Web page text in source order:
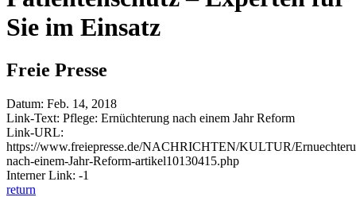
Sie im Einsatz
Freie Presse
Datum: Feb. 14, 2018
Link-Text: Pflege: Ernüchterung nach einem Jahr Reform
Link-URL:
https://www.freiepresse.de/NACHRICHTEN/KULTUR/
nach-einem-Jahr-Reform-artikel10130415.php
Interner Link: -1
return